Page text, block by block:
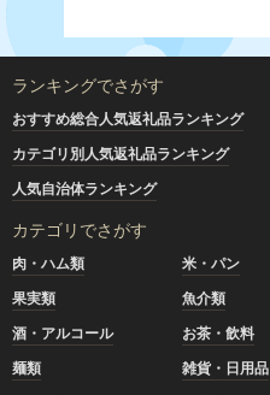
ランキングでさがす
おすすめ総合人気返礼品ランキング
カテゴリ別人気返礼品ランキング
人気自治体ランキング
カテゴリでさがす
肉・ハム類 米・パン
果実類
魚介類
酒・アルコール
お茶・飲料
麺類
雑貨・日用品